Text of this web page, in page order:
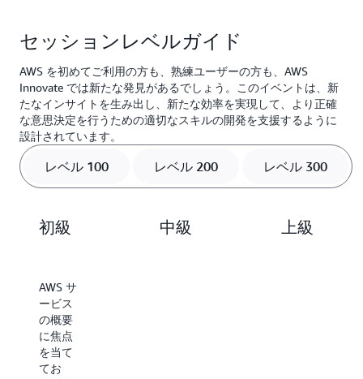
ソリューションアーキテクト
長谷川 大
を中心に、生成 AI エージェントの可能性を広げ
るマルチエージェント手法のメリット、仕組み
や、AWS での実現方法を紹介します。
アマゾン ウェブ サービス ジャパン合同会社
ソリューションアーキテクト
安藤 慎太郎
れらのモデルを効率よく利用するための、
Prompt Caching や Prompt Routing、Model
Distillation など、発展的な機能も登場しまし
た。本セッションではそれらの新機能がどのよ
うな状況で活用できるのかを分かりやすく解説
します。
石見 和也
インチューニングは、独自のデータを追加して
生成 AI モデルをカスタマイズする手法であり、
ビジネスでの活用度を大幅に高めることができ
ます。本セッションでは、ファインチューニン
グの意義とメリットについて説明し、AWS サー
ビスを活用した実践的な手法をご紹介します。
アマゾン ウェブ サービス ジャパン合同会社
て、品質管理や効率化が大きな課題となってい
ます。Amazon SageMaker AI は、実験管理、モ
デル評価、パイプライン構築、セーフガード実
装など、包括的な MLOps/FMOps 機能を提供す
ることでこれらの課題に対応します。本セッシ
ョンでは、AWS のエコシステムを活用して、基
盤モデル (FM) を含む ML モデルの構築から本番
環境へのデプロイまでを効率的に実現する方法
と、実際の導入事例を紹介します。
アマゾン ウェブ サービス ジャパン合同会社
ソリューションアーキテクト
セッションレベルガイド
AWS を初めてご利用の方も、熟練ユーザーの方も、AWS
Innovate では新たな発見があるでしょう。このイベントは、新
たなインサイトを生み出し、新たな効率を実現して、より正確
な意思決定を行うための適切なスキルの開発を支援するように
設計されています。
レベル 100 レベル 200 レベル 300
初級
AWS サ
ービス
の概要
に焦点
を当て
てお
中級 上級